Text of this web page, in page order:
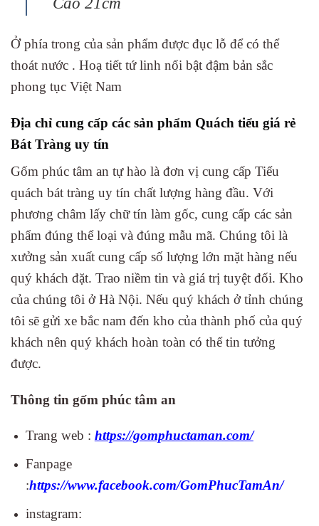
Ở phía trong của sản phẩm được đục lỗ để có thể
thoát nước . Hoạ tiết tứ linh nổi bật đậm bản sắc
phong tục Việt Nam
Địa chỉ cung cấp các sản phẩm Quách tiểu giá rẻ
Bát Tràng uy tín
Gốm phúc tâm an tự hào là đơn vị cung cấp Tiểu
quách bát tràng uy tín chất lượng hàng đầu. Với
phương châm lấy chữ tín làm gốc, cung cấp các sản
phẩm đúng thể loại và đúng mẫu mã. Chúng tôi là
xưởng sản xuất cung cấp số lượng lớn mặt hàng nếu
quý khách đặt. Trao niềm tin và giá trị tuyệt đối. Kho
của chúng tôi ở Hà Nội. Nếu quý khách ở tỉnh chúng
tôi sẽ gửi xe bắc nam đến kho của thành phố của quý
khách nên quý khách hoàn toàn có thể tin tưởng
được.
Thông tin gốm phúc tâm an
Trang web : https://gomphuctaman.com/
Fanpage
:https://www.facebook.com/GomPhucTamAn/
instagram: